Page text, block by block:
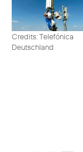
Credits: Telefónica
Deutschland